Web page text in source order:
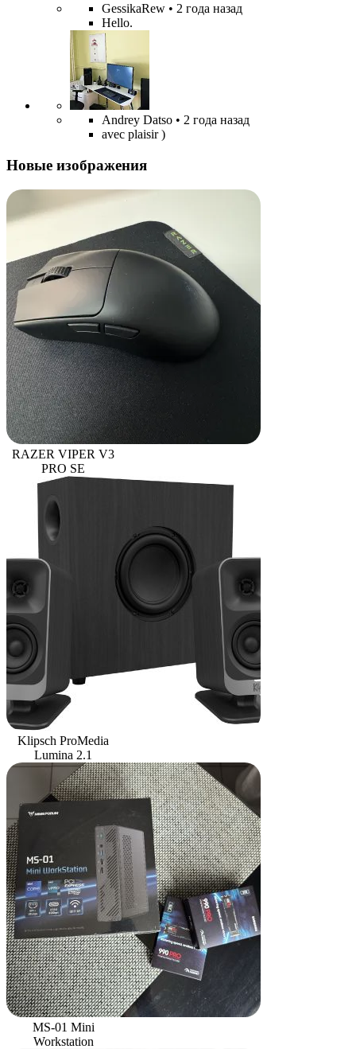
GessikaRew • 2 года назад
Hello.
Andrey Datso • 2 года назад
avec plaisir )
Новые изображения
RAZER VIPER V3
PRO SE
Klipsch ProMedia
Lumina 2.1
MS-01 Mini
Workstation